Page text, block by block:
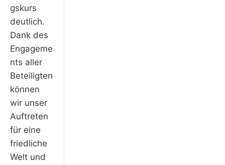
gskurs
deutlich.
Dank des
Engageme
nts aller
Beteiligten
können
wir unser
Auftreten
für eine
friedliche
Welt und